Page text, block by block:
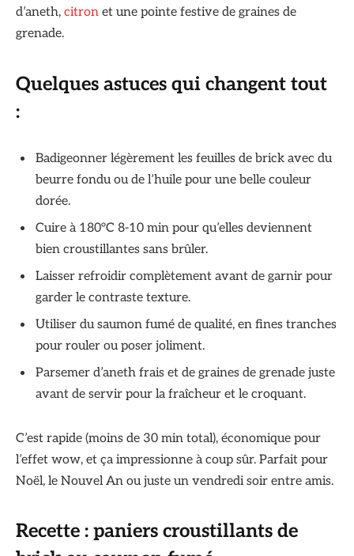
d’aneth, citron et une pointe festive de graines de
grenade.
Quelques astuces qui changent tout
:
Badigeonner légèrement les feuilles de brick avec du
beurre fondu ou de l’huile pour une belle couleur
dorée.
Cuire à 180°C 8-10 min pour qu’elles deviennent
bien croustillantes sans brûler.
Laisser refroidir complètement avant de garnir pour
garder le contraste texture.
Utiliser du saumon fumé de qualité, en fines tranches
pour rouler ou poser joliment.
Parsemer d’aneth frais et de graines de grenade juste
avant de servir pour la fraîcheur et le croquant.
C’est rapide (moins de 30 min total), économique pour
l’effet wow, et ça impressionne à coup sûr. Parfait pour
Noël, le Nouvel An ou juste un vendredi soir entre amis.
Recette : paniers croustillants de